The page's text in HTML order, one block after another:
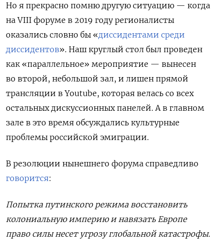
Но я прекрасно помню другую ситуацию — когда
на VIII форуме в 2019 году регионалисты
оказались словно бы «диссидентами среди
диссидентов». Наш круглый стол был проведен
как «параллельное» мероприятие — вынесен
во второй, небольшой зал, и лишен прямой
трансляции в Youtube, которая велась со всех
остальных дискуссионных панелей. А в главном
зале в это время обсуждались культурные
проблемы российской эмиграции.
В резолюции нынешнего форума справедливо
говорится:
Попытка путинского режима восстановить
колониальную империю и навязать Европе
право силы несет угрозу глобальной катастрофы.